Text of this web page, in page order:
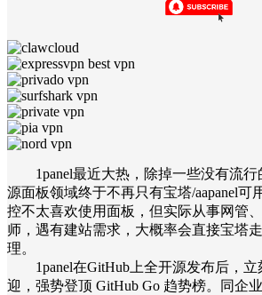
1panel最近大热，除掉一些没有流
源面板领域终于不再只有宝塔/aapanel可
控不太喜欢使用面板，但实际从事网管
师，遇有建站需求，大概率会直接宝塔
理。
1panel在GitHub上全开源发布后，
迎，强势登顶 GitHub Go 趋势榜。同企